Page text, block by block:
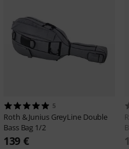
5
Roth & Junius GreyLine Double
Bass Bag 1/2
139 €